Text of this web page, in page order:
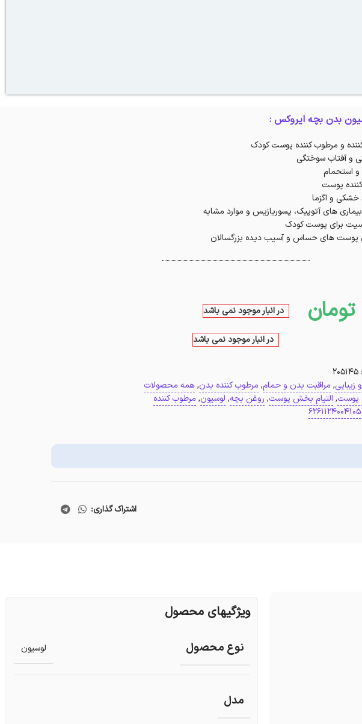
بدن بچه ایروکس :
و مرطوب کننده پوست کودک
و آفتاب سوختگی
و استحمام
پوست
خشکی و اگزما
های آتوپیک، پسوریازیس و موارد مشابه
برای پوست کودک
پوست های حساس و آسیب دیده بزرگسالان
تومان در انبار موجود نمی باشد
در انبار موجود نمی باشد
205145
, مراقبت بدن و حمام, مرطوب کننده بدن, همه محصولات
پوست, التیام بخش پوست, روغن بچه, لوسیون, مرطوب کننده
6261124004105
اشتراک گذاری:
ویژگیهای محصول
نوع محصول لوسیون
مدل